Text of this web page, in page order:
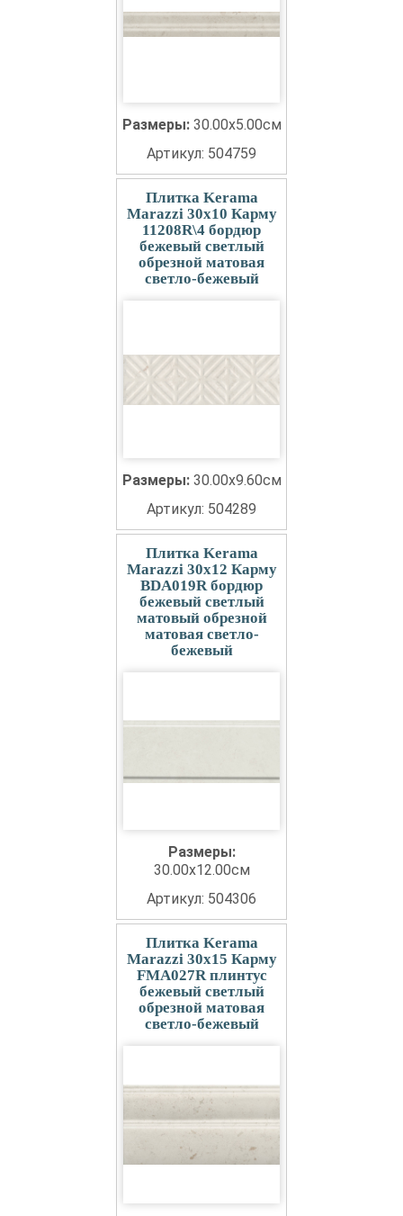
Размеры: 30.00x5.00см
Артикул: 504759
Плитка Kerama
Marazzi 30x10 Карму
11208R\4 бордюр
бежевый светлый
обрезной матовая
светло-бежевый
Размеры: 30.00x9.60см
Артикул: 504289
Плитка Kerama
Marazzi 30x12 Карму
BDA019R бордюр
бежевый светлый
матовый обрезной
матовая светло-
бежевый
Размеры:
30.00x12.00см
Артикул: 504306
Плитка Kerama
Marazzi 30x15 Карму
FMA027R плинтус
бежевый светлый
обрезной матовая
светло-бежевый